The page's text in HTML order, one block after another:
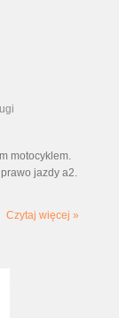
motocyklem.
jazdy a2.
Czytaj więcej »